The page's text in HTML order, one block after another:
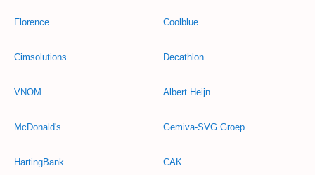
Florence
Cimsolutions
VNOM
McDonald's
HartingBank
Coolblue
Decathlon
Albert Heijn
Gemiva-SVG Groep
CAK